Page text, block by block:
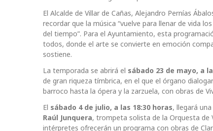
El Alcalde de Villar de Cañas, Alejandro Pernías
recordar que la música “vuelve para llenar de vida
del tiempo”. Para el Ayuntamiento, esta
todos, donde el arte se convierte en emoción
sostiene.
La temporada se abrirá el sábado 23 de mayo, a
de gran riqueza tímbrica, en el que el órgano
barroco hasta la ópera y la zarzuela, con obras de
El sábado 4 de julio, a las 18:30 horas, llegará
Raúl Junquera, trompeta solista de la Orquesta de
intérpretes ofrecerán un programa con obras de